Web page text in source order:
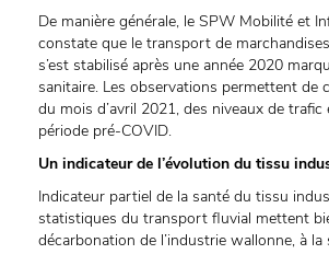
De manière générale, le SPW Mobilité et
constate que le transport de marchandises
s’est stabilisé après une année 2020
sanitaire. Les observations permettent de
du mois d’avril 2021, des niveaux de trafic
période pré-COVID.
Un indicateur de l’évolution du tissu
Indicateur partiel de la santé du tissu
statistiques du transport fluvial mettent
décarbonation de l’industrie wallonne, à